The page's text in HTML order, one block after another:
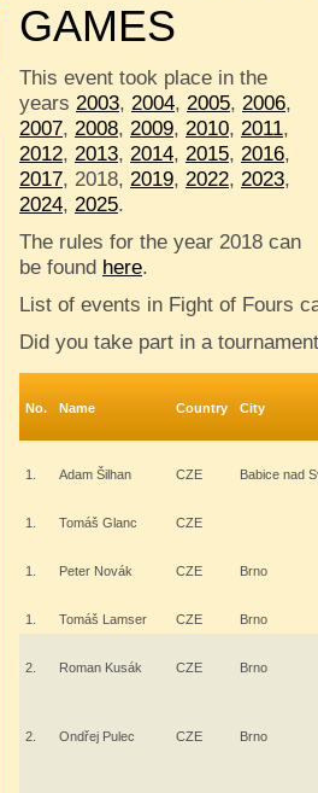
GAMES
This event took place in the
years 2003, 2004, 2005, 2006,
2007, 2008, 2009, 2010, 2011,
2012, 2013, 2014, 2015, 2016,
2017, 2018, 2019, 2022, 2023,
2024, 2025.
The rules for the year 2018 can
be found here.
List of events in Fight of Fours
Did you take part in a
No. Name Country City
1. Adam Šilhan CZE Babice nad
1. Tomáš Glanc CZE
1. Peter Novák CZE Brno
1. Tomáš Lamser CZE Brno
2. Roman Kusák CZE Brno
2. Ondřej Pulec CZE Brno